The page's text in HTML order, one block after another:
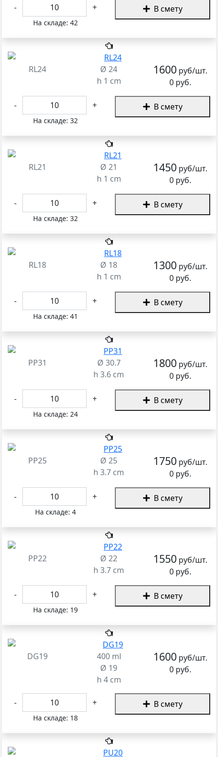
- +
На складе: 42
В смету
RL24
Ø 24
h 1 cm
1600 руб/шт.
0 руб.
- +
На складе: 32
В смету
RL21
Ø 21
h 1 cm
1450 руб/шт.
0 руб.
- +
На складе: 32
В смету
RL18
Ø 18
h 1 cm
1300 руб/шт.
0 руб.
- +
На складе: 41
В смету
PP31
Ø 30.7
h 3.6 cm
1800 руб/шт.
0 руб.
- +
На складе: 24
В смету
PP25
Ø 25
h 3.7 cm
1750 руб/шт.
0 руб.
- +
На складе: 4
В смету
PP22
Ø 22
h 3.7 cm
1550 руб/шт.
0 руб.
- +
На складе: 19
В смету
DG19
400 ml
Ø 19
h 4 cm
1600 руб/шт.
0 руб.
- +
На складе: 18
В смету